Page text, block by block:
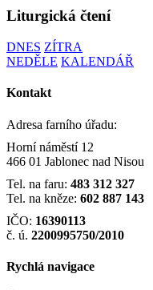
Liturgická čtení
DNES ZÍTRA
NEDĚLE KALENDÁŘ
Kontakt
Adresa farního úřadu:
Horní náměstí 12
466 01 Jablonec nad Nisou
Tel. na faru: 483 312 327
Tel. na kněze: 602 887 143
IČO: 16390113
č. ú. 2200995750/2010
Rychlá navigace